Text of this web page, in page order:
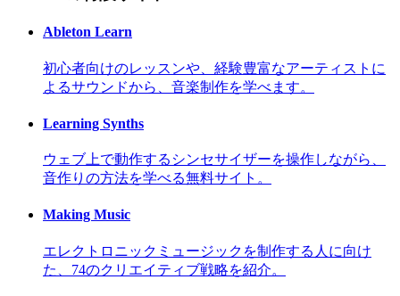
Ableton Learn
初心者向けのレッスンや、経験豊富なアーティストに
よるサウンドから、音楽制作を学べます。
Learning Synths
ウェブ上で動作するシンセサイザーを操作しながら、
音作りの方法を学べる無料サイト。
Making Music
エレクトロニックミュージックを制作する人に向け
た、74のクリエイティブ戦略を紹介。